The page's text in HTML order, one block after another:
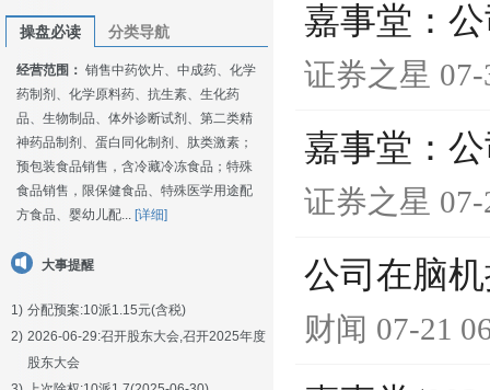
操盘必读 分类导航
经营范围： 销售中药饮片、中成药、化学
药制剂、化学原料药、抗生素、生化药
品、生物制品、体外诊断试剂、第二类精
神药品制剂、蛋白同化制剂、肽类激素；
预包装食品销售，含冷藏冷冻食品；特殊
食品销售，限保健食品、特殊医学用途配
方食品、婴幼儿配... [详细]
大事提醒
1) 分配预案:10派1.15元(含税)
2) 2026-06-29:召开股东大会,召开2025年度
股东大会
嘉事堂：
证券之星
嘉事堂：
证券之星
公司在脑
财闻 07-21